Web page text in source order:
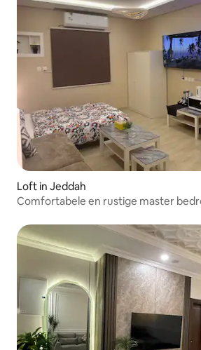
Loft in Jeddah
Comfortabele en rustige master